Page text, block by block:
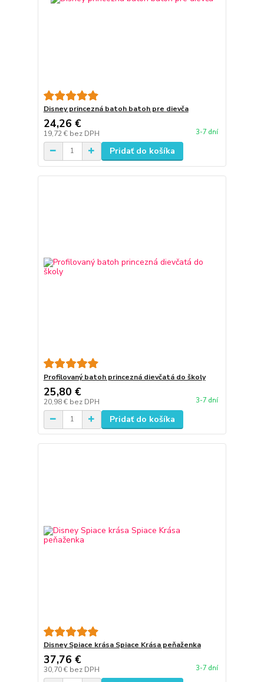
Disney princezná batoh batoh pre dievča
24,26 €
19,72 € bez DPH 3-7 dní
Pridať do košíka
Profilovaný batoh princezná dievčatá do školy
25,80 €
20,98 € bez DPH 3-7 dní
Pridať do košíka
Disney Spiace krása Spiace Krása peňaženka
37,76 €
30,70 € bez DPH 3-7 dní